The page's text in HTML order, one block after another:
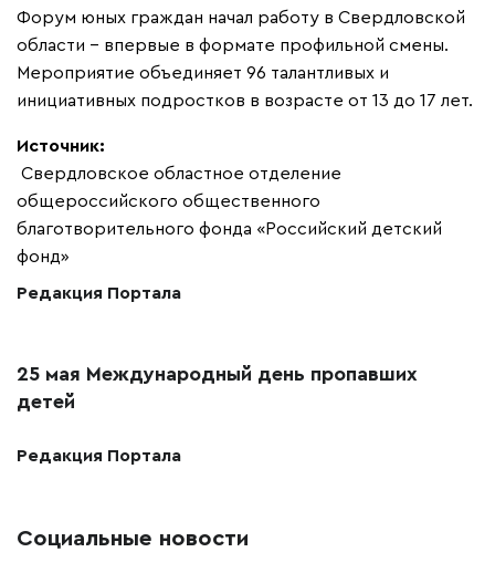
Форум юных граждан начал работу в Свердловской
области – впервые в формате профильной смены.
Мероприятие объединяет 96 талантливых и
инициативных подростков в возрасте от 13 до 17 лет.
Источник:
Свердловское областное отделение
общероссийского общественного
благотворительного фонда «Российский детский
фонд»
Редакция Портала
25 мая Международный день пропавших
детей
Редакция Портала
Социальные новости